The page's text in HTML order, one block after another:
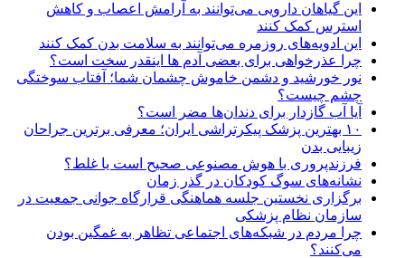
این گیاهان دارویی می‌توانند به آرامش اعصاب و کاهش
استرس کمک کنند
این ادویه‌های روزمره می‌توانند به سلامت بدن کمک کنند
چرا عذرخواهی برای بعضی آدم ها اینقدر سخت است؟
نور خورشید و دشمن خاموش چشمان شما؛ آفتاب سوختگی
چشم چیست؟
آیا آب گازدار برای دندان‌ها مضر است؟
۱۰ بهترین پزشک پیکرتراشی ایران؛ معرفی برترین جراحان
زیبایی بدن
فرزندپروری با هوش مصنوعی صحیح است یا غلط؟
نشانه‌های سوگ کودکان در گذر زمان
برگزاری نخستین جلسه هماهنگی قرارگاه جوانی جمعیت در
سازمان نظام پزشکی
چرا مردم در شبکه‌های اجتماعی تظاهر به غمگین بودن
می‌کنند؟